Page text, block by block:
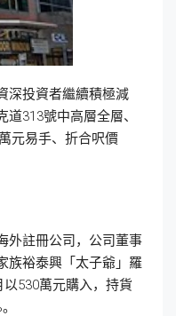
深投資者繼續積極減
313號中高層全層、
元易手、折合呎價
外註冊公司，公司董事
族裕泰興「太子爺」羅
530萬元購入，持貨